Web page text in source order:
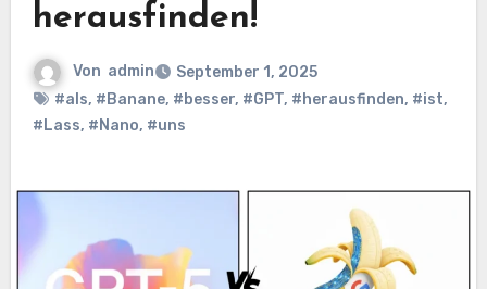
herausfinden!
Von admin
September 1, 2025
#als, #Banane, #besser, #GPT, #herausfinden, #ist,
#Lass, #Nano, #uns